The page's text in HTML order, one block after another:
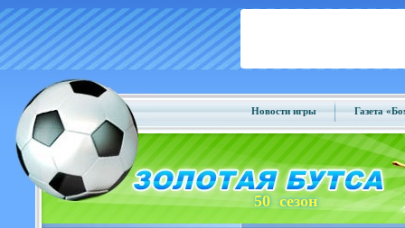
Новости игры Газета
50 сезон